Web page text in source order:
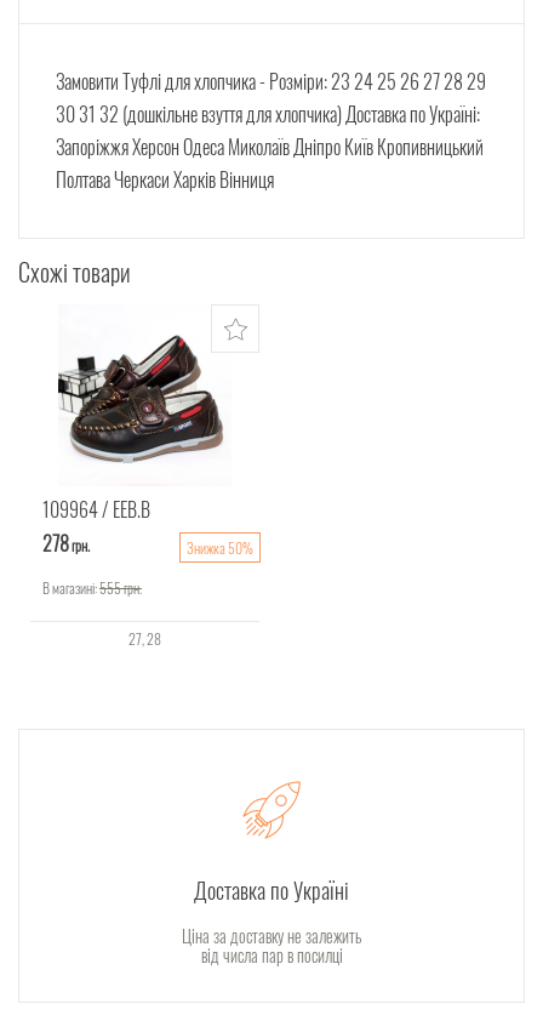
Замовити Туфлі для хлопчика - Розміри: 23 24 25 26 27 28 29
30 31 32 (дошкільне взуття для хлопчика) Доставка по Україні:
Запоріжжя Херсон Одеса Миколаїв Дніпро Київ Кропивницький
Полтава Черкаси Харків Вінниця
Схожі товари
109964 EEB.B
278грн.
Знижка 50%
В магазині:555грн.
27 28
Доставка по Україні
Ціна за доставку не залежить
від числа пар в посилці